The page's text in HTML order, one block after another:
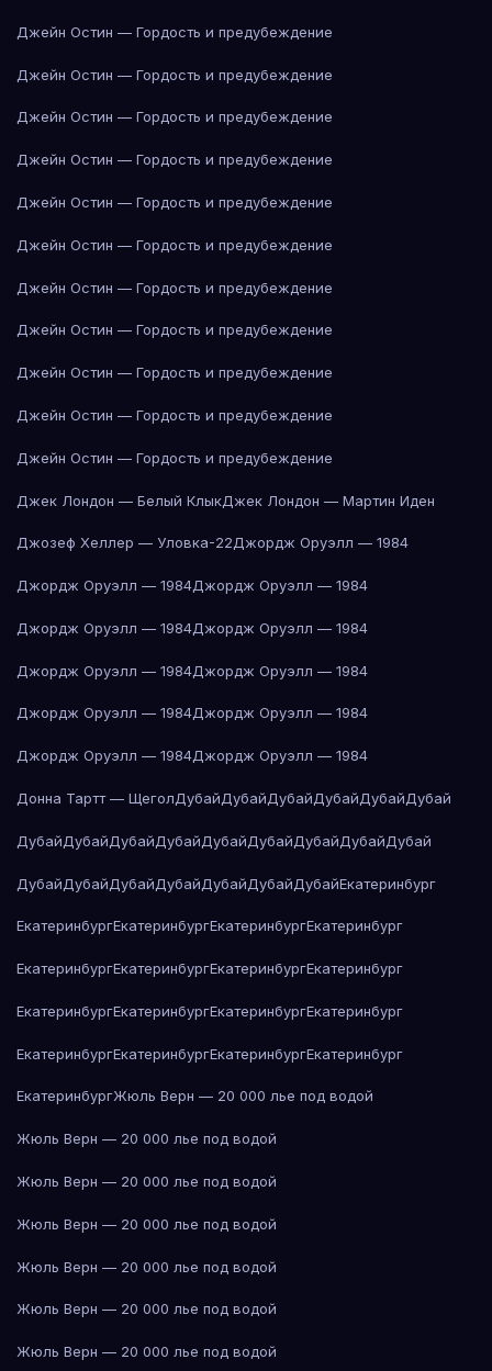
Джейн Остин — Гордость и предубеждение
Джейн Остин — Гордость и предубеждение
Джейн Остин — Гордость и предубеждение
Джейн Остин — Гордость и предубеждение
Джейн Остин — Гордость и предубеждение
Джейн Остин — Гордость и предубеждение
Джейн Остин — Гордость и предубеждение
Джейн Остин — Гордость и предубеждение
Джейн Остин — Гордость и предубеждение
Джейн Остин — Гордость и предубеждение
Джейн Остин — Гордость и предубеждение
Джек Лондон — Белый КлыкДжек Лондон — Мартин Иден
Джозеф Хеллер — Уловка-22Джордж Оруэлл — 1984
Джордж Оруэлл — 1984Джордж Оруэлл — 1984
Джордж Оруэлл — 1984Джордж Оруэлл — 1984
Джордж Оруэлл — 1984Джордж Оруэлл — 1984
Джордж Оруэлл — 1984Джордж Оруэлл — 1984
Джордж Оруэлл — 1984Джордж Оруэлл — 1984
Донна Тартт — ЩеголДубайДубайДубайДубайДубайДубай
ДубайДубайДубайДубайДубайДубайДубайДубайДубай
ДубайДубайДубайДубайДубайДубайДубайЕкатеринбург
ЕкатеринбургЕкатеринбургЕкатеринбургЕкатеринбург
ЕкатеринбургЕкатеринбургЕкатеринбургЕкатеринбург
ЕкатеринбургЕкатеринбургЕкатеринбургЕкатеринбург
ЕкатеринбургЕкатеринбургЕкатеринбургЕкатеринбург
ЕкатеринбургЖюль Верн — 20 000 лье под водой
Жюль Верн — 20 000 лье под водой
Жюль Верн — 20 000 лье под водой
Жюль Верн — 20 000 лье под водой
Жюль Верн — 20 000 лье под водой
Жюль Верн — 20 000 лье под водой
Жюль Верн — 20 000 лье под водой